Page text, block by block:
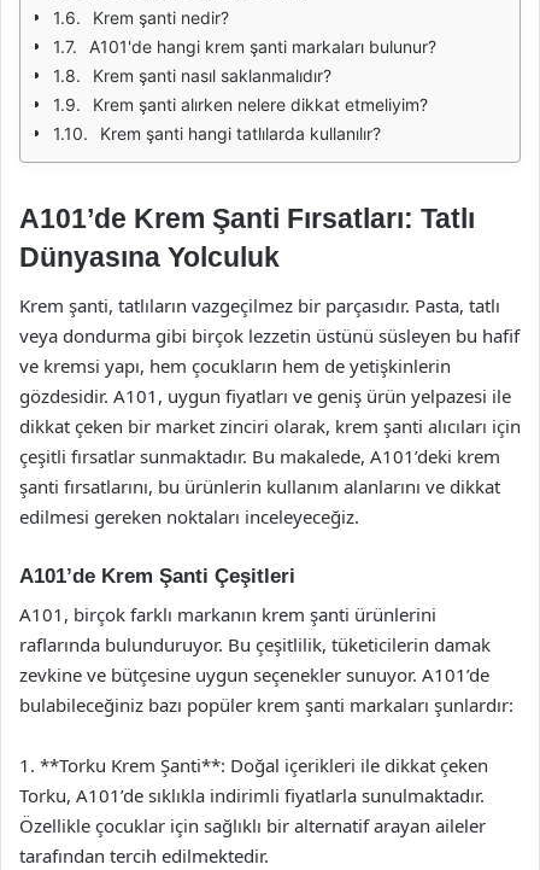
Krem şanti nedir?
A101'de hangi krem şanti markaları bulunur?
Krem şanti nasıl saklanmalıdır?
Krem şanti alırken nelere dikkat etmeliyim?
Krem şanti hangi tatlılarda kullanılır?
A101’de Krem Şanti Fırsatları: Tatlı
Dünyasına Yolculuk
Krem şanti, tatlıların vazgeçilmez bir parçasıdır. Pasta, tatlı
veya dondurma gibi birçok lezzetin üstünü süsleyen bu hafif
ve kremsi yapı, hem çocukların hem de yetişkinlerin
gözdesidir. A101, uygun fiyatları ve geniş ürün yelpazesi ile
dikkat çeken bir market zinciri olarak, krem şanti alıcıları için
çeşitli fırsatlar sunmaktadır. Bu makalede, A101’deki krem
şanti fırsatlarını, bu ürünlerin kullanım alanlarını ve dikkat
edilmesi gereken noktaları inceleyeceğiz.
A101’de Krem Şanti Çeşitleri
A101, birçok farklı markanın krem şanti ürünlerini
raflarında bulunduruyor. Bu çeşitlilik, tüketicilerin damak
zevkine ve bütçesine uygun seçenekler sunuyor. A101’de
bulabileceğiniz bazı popüler krem şanti markaları şunlardır:
1. **Torku Krem Şanti**: Doğal içerikleri ile dikkat çeken
Torku, A101’de sıklıkla indirimli fiyatlarla sunulmaktadır.
Özellikle çocuklar için sağlıklı bir alternatif arayan aileler
tarafından tercih edilmektedir.